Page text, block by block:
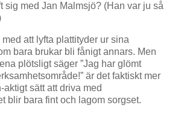
sig med Jan Malmsjö? (Han var ju så
att lyfta plattityder ur sina
bara brukar bli fånigt annars. Men
plötsligt säger ”Jag har glömt
är det faktiskt mer
sätt att driva med
blir bara fint och lagom sorgset.